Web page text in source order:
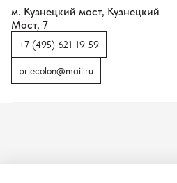
м. Кузнецкий мост, Кузнецкий
Мост, 7
+7 (495) 621 19 59
prlecolon@mail.ru